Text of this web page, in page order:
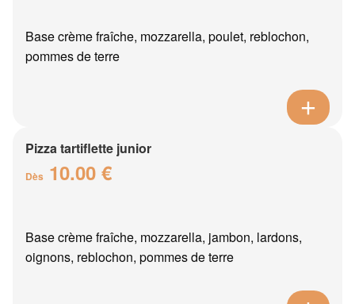
Base crème fraîche, mozzarella, poulet, reblochon,
pommes de terre
Pizza tartiflette junior
Dès 10.00 €
Base crème fraîche, mozzarella, jambon, lardons,
oignons, reblochon, pommes de terre